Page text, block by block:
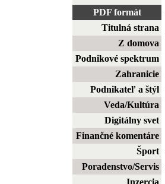
PDF formát
Titulná strana
Z domova
Podnikové spektrum
Zahranicie
Podnikateľ a štýl
Veda/Kultúra
Digitálny svet
Finančné komentáre
Šport
Poradenstvo/Servis
Inzercia